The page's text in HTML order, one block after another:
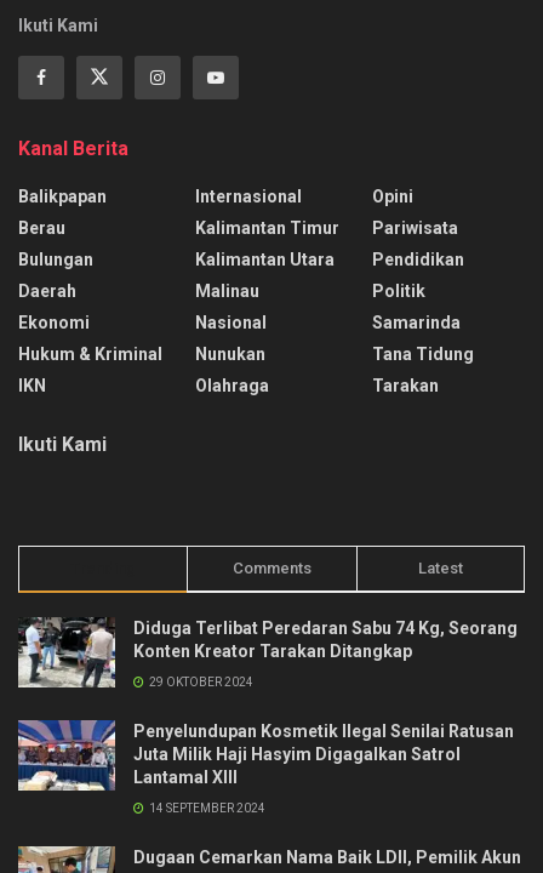
Ikuti Kami
Kanal Berita
Balikpapan
Berau
Bulungan
Daerah
Ekonomi
Hukum & Kriminal
IKN
Internasional
Kalimantan Timur
Kalimantan Utara
Malinau
Nasional
Nunukan
Olahraga
Opini
Pariwisata
Pendidikan
Politik
Samarinda
Tana Tidung
Tarakan
Ikuti Kami
Comments Latest
Diduga Terlibat Peredaran Sabu 74 Kg, Seorang
Konten Kreator Tarakan Ditangkap
29 OKTOBER 2024
Penyelundupan Kosmetik Ilegal Senilai Ratusan
Juta Milik Haji Hasyim Digagalkan Satrol
Lantamal XIII
14 SEPTEMBER 2024
Dugaan Cemarkan Nama Baik LDII, Pemilik Akun